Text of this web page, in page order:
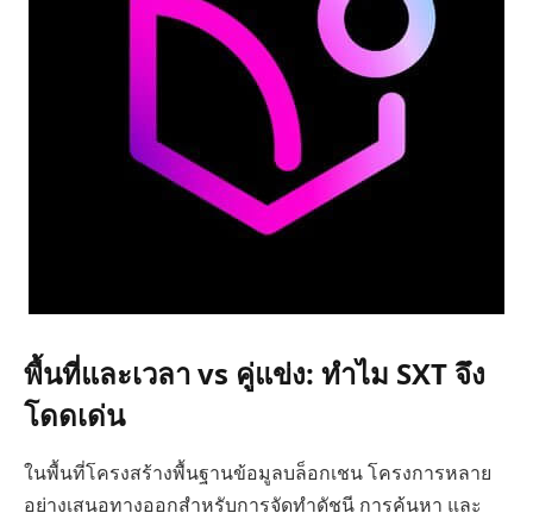
พื้นที่และเวลา vs คู่แข่ง: ทำไม SXT จึง
โดดเด่น
ในพื้นที่โครงสร้างพื้นฐานข้อมูลบล็อกเชน โครงการหลาย
อย่างเสนอทางออกสำหรับการจัดทำดัชนี การค้นหา และ